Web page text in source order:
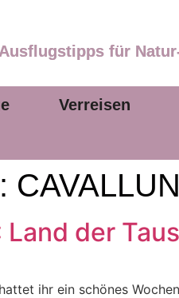
für
Verreisen
Land der
ihr ein schönes